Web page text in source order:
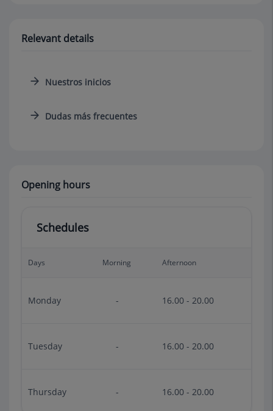
Relevant details
Nuestros inicios
Dudas más frecuentes
Opening hours
Schedules
Days Morning Afternoon
Monday - 16.00 - 20.00
Tuesday - 16.00 - 20.00
Thursday - 16.00 - 20.00